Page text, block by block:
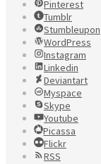
Pinterest
Tumblr
Stumbleupon
WordPress
Instagram
Linkedin
Deviantart
Myspace
Skype
Youtube
Picassa
Flickr
RSS